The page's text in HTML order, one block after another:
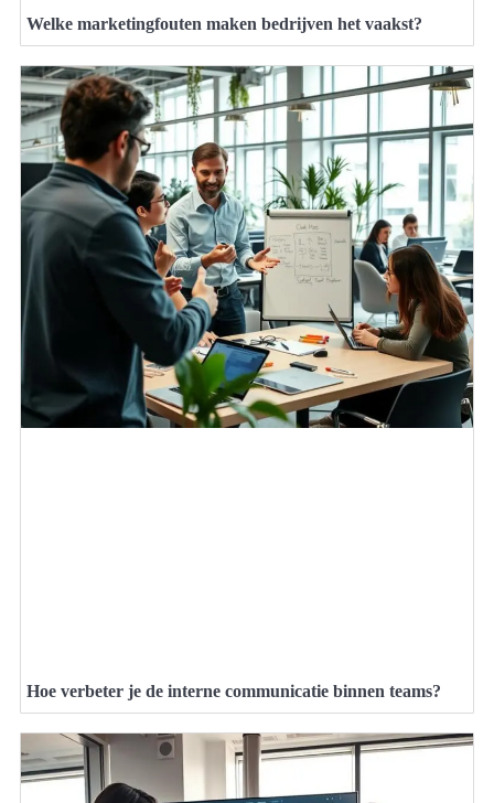
Welke marketingfouten maken bedrijven het vaakst?
Hoe verbeter je de interne communicatie binnen teams?